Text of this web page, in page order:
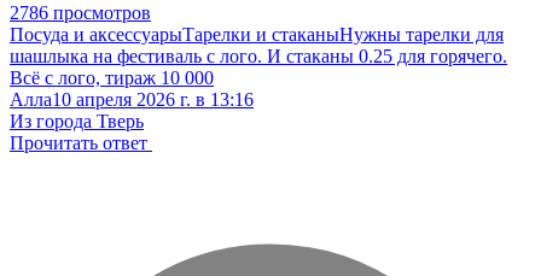
2786 просмотров
Посуда и аксессуарыТарелки и стаканыНужны тарелки для
шашлыка на фестиваль с лого. И стаканы 0.25 для горячего.
Всё с лого, тираж 10 000
Алла10 апреля 2026 г. в 13:16
Из города Тверь
Прочитать ответ